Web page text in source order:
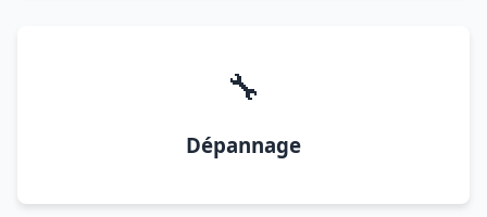
🔧
Dépannage